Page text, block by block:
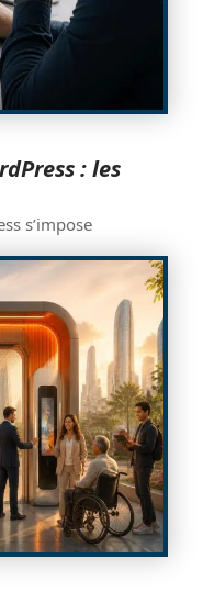
: les
s’impose